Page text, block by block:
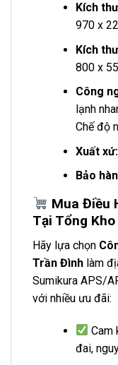
Kích
970 x
Kích
800 x
Công
lạnh
Chế độ
Xuất xứ:
Bảo
Mua Điều
Tại Tổng Kho
Hãy lựa chọn
Trần Đình làm
Sumikura APS/
với nhiều ưu đãi:
Cam
đai,